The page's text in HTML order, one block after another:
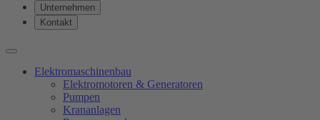
Unternehmen
Kontakt
Elektromaschinenbau
Elektromotoren & Generatoren
Pumpen
Krananlagen